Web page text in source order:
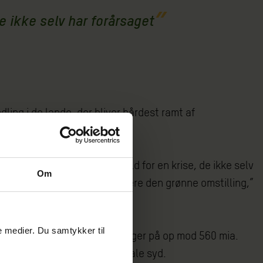
Om
medier. Du samtykker til
ikke selv har forårsaget
i de lande, der bliver hårdest ramt af
lande får en voksende gæld for en krise, de ikke selv
sværere ved at finansiere den grønne omstilling,”
at føre til tilbagebetalinger på op mod 560 mia.
intensiveres i det globale syd.